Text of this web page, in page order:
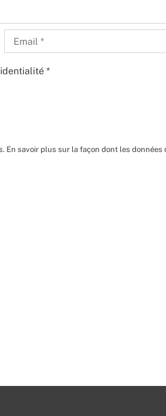
*
En savoir plus sur la façon dont les